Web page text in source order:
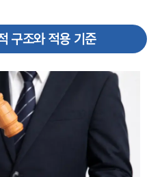
구조와 적용 기준